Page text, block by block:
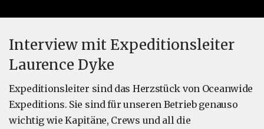
Interview mit Expeditionsleiter
Laurence Dyke
Expeditionsleiter sind das Herzstück von Oceanwide
Expeditions. Sie sind für unseren Betrieb genauso
wichtig wie Kapitäne, Crews und all die